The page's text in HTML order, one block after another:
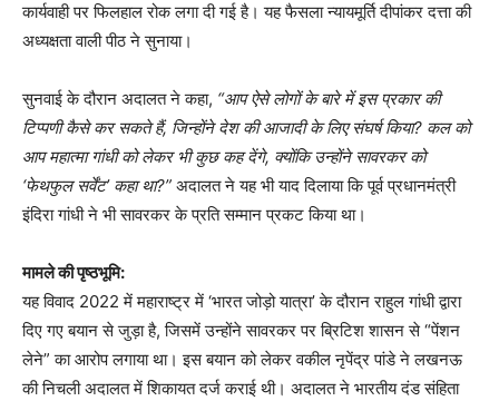
कार्यवाही पर फिलहाल रोक लगा दी गई है। यह फैसला न्यायमूर्ति दीपांकर दत्ता की
अध्यक्षता वाली पीठ ने सुनाया।
सुनवाई के दौरान अदालत ने कहा, “आप ऐसे लोगों के बारे में इस प्रकार की
टिप्पणी कैसे कर सकते हैं, जिन्होंने देश की आजादी के लिए संघर्ष किया? कल को
आप महात्मा गांधी को लेकर भी कुछ कह देंगे, क्योंकि उन्होंने सावरकर को
‘फेथफुल सर्वेंट’ कहा था?” अदालत ने यह भी याद दिलाया कि पूर्व प्रधानमंत्री
इंदिरा गांधी ने भी सावरकर के प्रति सम्मान प्रकट किया था।
मामले की पृष्ठभूमि:
यह विवाद 2022 में महाराष्ट्र में ‘भारत जोड़ो यात्रा’ के दौरान राहुल गांधी द्वारा
दिए गए बयान से जुड़ा है, जिसमें उन्होंने सावरकर पर ब्रिटिश शासन से “पेंशन
लेने” का आरोप लगाया था। इस बयान को लेकर वकील नृपेंद्र पांडे ने लखनऊ
की निचली अदालत में शिकायत दर्ज कराई थी। अदालत ने भारतीय दंड संहिता